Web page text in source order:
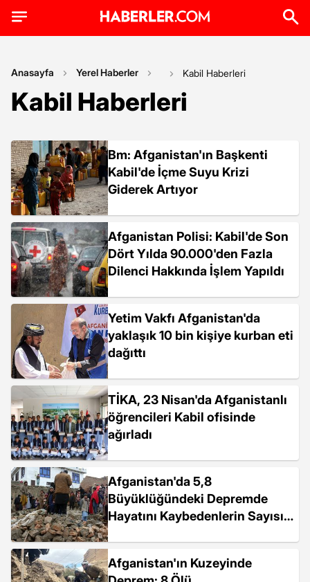
Anasayfa Yerel Haberler Kabil Haberleri
Kabil Haberleri
Bm: Afganistan'ın Başkenti
Kabil'de İçme Suyu Krizi
Giderek Artıyor
Afganistan Polisi: Kabil'de Son
Dört Yılda 90.000'den Fazla
Dilenci Hakkında İşlem Yapıldı
Yetim Vakfı Afganistan'da
yaklaşık 10 bin kişiye kurban eti
dağıttı
TİKA, 23 Nisan'da Afganistanlı
öğrencileri Kabil ofisinde
ağırladı
Afganistan'da 5,8
Büyüklüğündeki Depremde
Hayatını Kaybedenlerin Sayısı
Afganistan'ın Kuzeyinde